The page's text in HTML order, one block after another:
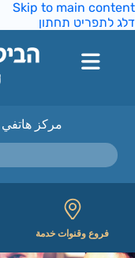
Skip to main
לתפריט תחתון
مركز
فروع وقنوات خدمة